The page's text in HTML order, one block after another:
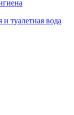
и туалетная вода